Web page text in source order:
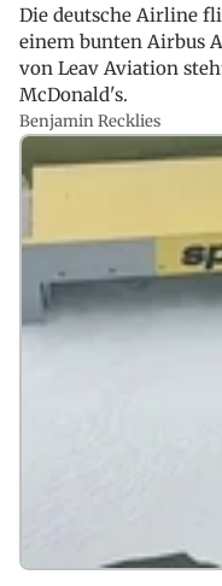
Die deutsche Airline
einem bunten Airbus
von Leav Aviation
McDonald's.
Benjamin Recklies